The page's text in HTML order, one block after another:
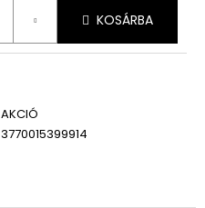
KOSÁRBA
AKCIÓ
3770015399914